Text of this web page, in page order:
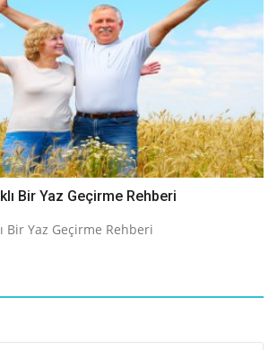
Bir Yaz Geçirme Rehberi
Bir Yaz Geçirme Rehberi